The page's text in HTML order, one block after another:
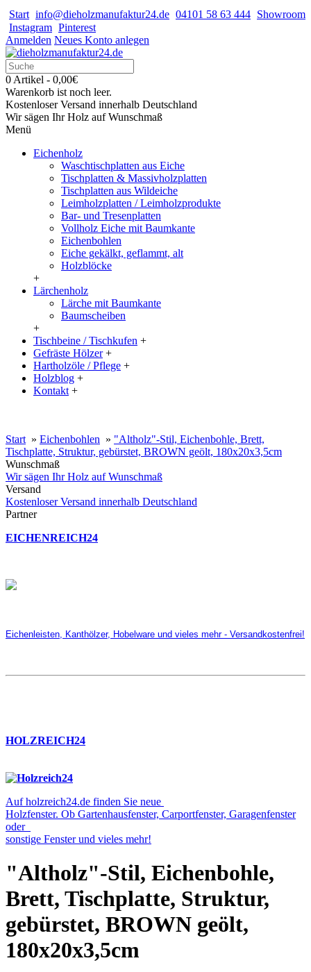
Start info@dieholzmanufaktur24.de 04101 58 63 444 Showroom
Instagram Pinterest
Anmelden Neues Konto anlegen
0 Artikel - 0,00€
Warenkorb ist noch leer.
Kostenloser Versand innerhalb Deutschland
Wir sägen Ihr Holz auf Wunschmaß
Menü
Eichenholz
Waschtischplatten aus Eiche
Tischplatten & Massivholzplatten
Tischplatten aus Wildeiche
Leimholzplatten / Leimholzprodukte
Bar- und Tresenplatten
Vollholz Eiche mit Baumkante
Eichenbohlen
Eiche gekälkt, geflammt, alt
Holzblöcke
+
Lärchenholz
Lärche mit Baumkante
Baumscheiben
+
Tischbeine / Tischkufen +
Gefräste Hölzer +
Hartholzöle / Pflege +
Holzblog +
Kontakt +
Start » Eichenbohlen » "Altholz"-Stil, Eichenbohle, Brett,
Tischplatte, Struktur, gebürstet, BROWN geölt, 180x20x3,5cm
Wunschmaß
Wir sägen Ihr Holz auf Wunschmaß
Versand
Kostenloser Versand innerhalb Deutschland
Partner
EICHENREICH24
Eichenleisten, Kanthölzer, Hobelware und vieles mehr - Versandkostenfrei!
HOLZREICH24
Auf holzreich24.de finden Sie neue
Holzfenster. Ob Gartenhausfenster, Carportfenster, Garagenfenster
oder
sonstige Fenster und vieles mehr!
"Altholz"-Stil, Eichenbohle,
Brett, Tischplatte, Struktur,
gebürstet, BROWN geölt,
180x20x3,5cm